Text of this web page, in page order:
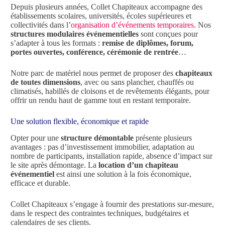
Depuis plusieurs années, Collet Chapiteaux accompagne des
établissements scolaires, universités, écoles supérieures et
collectivités dans l’organisation d’événements temporaires. Nos
structures modulaires événementielles sont conçues pour
s’adapter à tous les formats : remise de diplômes, forum,
portes ouvertes, conférence, cérémonie de rentrée…
Notre parc de matériel nous permet de proposer des chapiteaux
de toutes dimensions, avec ou sans plancher, chauffés ou
climatisés, habillés de cloisons et de revêtements élégants, pour
offrir un rendu haut de gamme tout en restant temporaire.
Une solution flexible, économique et rapide
Opter pour une structure démontable présente plusieurs
avantages : pas d’investissement immobilier, adaptation au
nombre de participants, installation rapide, absence d’impact sur
le site après démontage. La location d’un chapiteau
événementiel est ainsi une solution à la fois économique,
efficace et durable.
Collet Chapiteaux s’engage à fournir des prestations sur-mesure,
dans le respect des contraintes techniques, budgétaires et
calendaires de ses clients.